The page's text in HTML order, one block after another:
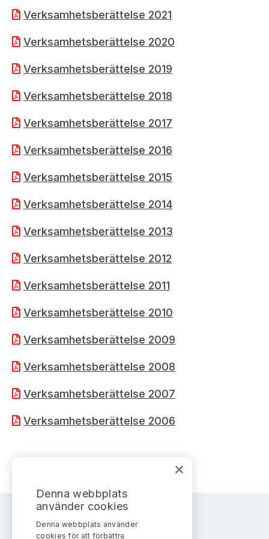
Ledamöter
Huvudmän
Verksamhetsberättelser
Sök uttalanden
Avgifter
Kontakt administrativa ärenden
Verksamhetsberättelse 2021
Verksamhetsberättelse 2020
Verksamhetsberättelse 2019
Verksamhetsberättelse 2018
Verksamhetsberättelse 2017
Verksamhetsberättelse 2016
Verksamhetsberättelse 2015
Verksamhetsberättelse 2014
Verksamhetsberättelse 2013
Verksamhetsberättelse 2012
Verksamhetsberättelse 2011
Verksamhetsberättelse 2010
Verksamhetsberättelse 2009
Verksamhetsberättelse 2008
Verksamhetsberättelse 2007
Verksamhetsberättelse 2006
AKTIEMARKNADSNÄMNDEN
×
Denna webbplats
använder cookies
Denna webbplats använder
cookies för att förbättra